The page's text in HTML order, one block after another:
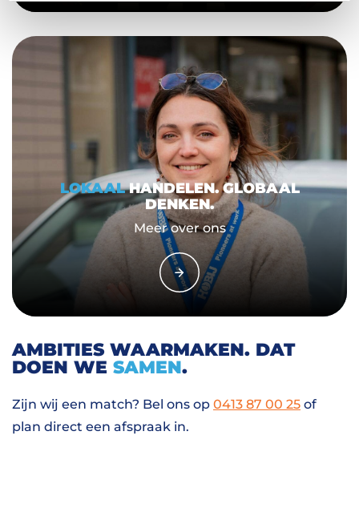
LOKAALHANDELEN. GLOBAAL
DENKEN.
Meer over ons
AMBITIES WAARMAKEN. DAT
DOEN WE SAMEN.
Zijn wij een match? Bel ons op 0413 87 00 25 of
plan direct een afspraak in.